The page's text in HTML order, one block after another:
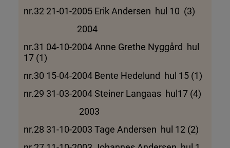
nr.32 21-01-2005 Erik Andersen hul 10 (3)
2004
nr.31 04-10-2004 Anne Grethe Nyggård hul
17 (1)
nr.30 15-04-2004 Bente Hedelund hul 15 (1)
nr.29 31-03-2004 Steiner Langaas hul17 (4)
2003
nr.28 31-10-2003 Tage Andersen hul 12 (2)